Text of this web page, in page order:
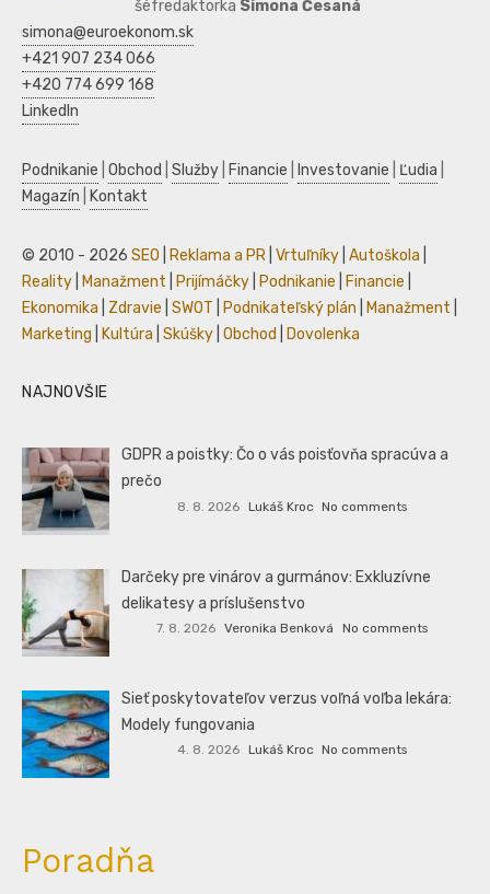
šéfredaktorka Simona Česaná
simona@euroekonom.sk
+421 907 234 066
+420 774 699 168
LinkedIn
Podnikanie Obchod Služby Financie Investovanie Ľudia
Magazín
Kontakt
© 2010 - 2026 SEO Reklama a PR Vrtuľníky Autoškola
Reality
Manažment Prijímáčky Podnikanie Financie
Ekonomika
Zdravie SWOT Podnikateľský plán Manažment
Marketing
Kultúra Skúšky Obchod Dovolenka
NAJNOVŠIE
GDPR a poistky: Čo o vás poisťovňa spracúva a
prečo
8. 8. 2026 Lukáš Kroc No comments
Darčeky pre vinárov a gurmánov: Exkluzívne
delikatesy a príslušenstvo
7. 8. 2026 Veronika Benková No comments
Sieť poskytovateľov verzus voľná voľba lekára:
Modely fungovania
4. 8. 2026 Lukáš Kroc No comments
Poradňa